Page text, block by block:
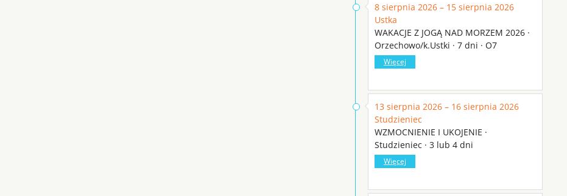
8 sierpnia 2026 – 15 sierpnia 2026
Ustka
WAKACJE Z JOGĄ NAD MORZEM 2026 ·
Orzechowo/k.Ustki · 7 dni · O7
Więcej
13 sierpnia 2026 – 16 sierpnia 2026
Studzieniec
WZMOCNIENIE I UKOJENIE ·
Studzieniec · 3 lub 4 dni
Więcej